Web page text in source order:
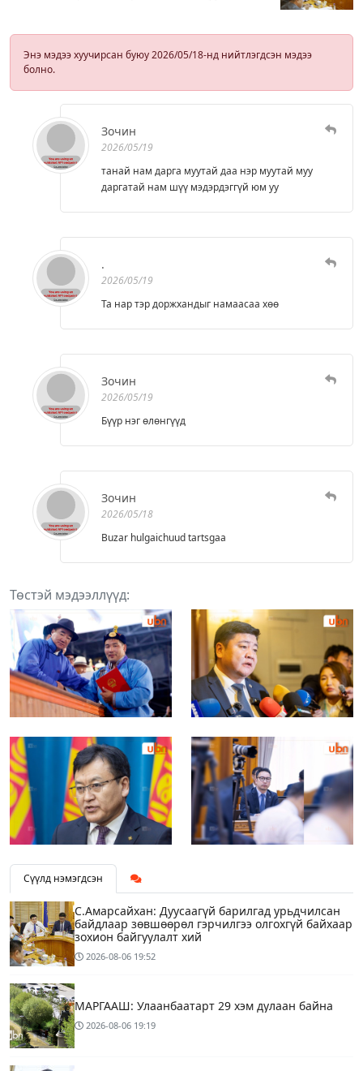
Энэ мэдээ хуучирсан буюу 2026/05/18-нд нийтлэгдсэн мэдээ
болно.
Зочин
2026/05/19
танай нам дарга муутай даа нэр муутай муу
даргатай нам шүү мэдэрдэггүй юм уу
.
2026/05/19
Та нар тэр доржхандыг намаасаа хөө
Зочин
2026/05/19
Бүүр нэг өлөнгүүд
Зочин
2026/05/18
Buzar hulgaichuud tartsgaa
Төстэй мэдээллүүд:
Сүүлд нэмэгдсэн
С.Амарсайхан: Дуусаагүй барилгад урьдчилсан
байдлаар зөвшөөрөл гэрчилгээ олгохгүй байхаар
зохион байгуулалт хий
2026-08-06 19:52
МАРГААШ: Улаанбаатарт 29 хэм дулаан байна
2026-08-06 19:19